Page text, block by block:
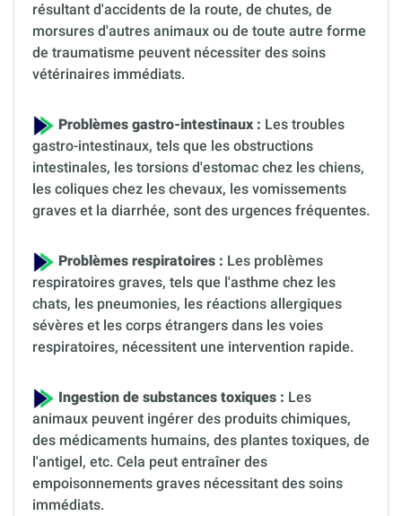
résultant d'accidents de la route, de chutes, de
morsures d'autres animaux ou de toute autre forme
de traumatisme peuvent nécessiter des soins
vétérinaires immédiats.
Problèmes gastro-intestinaux : Les troubles
gastro-intestinaux, tels que les obstructions
intestinales, les torsions d'estomac chez les chiens,
les coliques chez les chevaux, les vomissements
graves et la diarrhée, sont des urgences fréquentes.
Problèmes respiratoires : Les problèmes
respiratoires graves, tels que l'asthme chez les
chats, les pneumonies, les réactions allergiques
sévères et les corps étrangers dans les voies
respiratoires, nécessitent une intervention rapide.
Ingestion de substances toxiques : Les
animaux peuvent ingérer des produits chimiques,
des médicaments humains, des plantes toxiques, de
l'antigel, etc. Cela peut entraîner des
empoisonnements graves nécessitant des soins
immédiats.